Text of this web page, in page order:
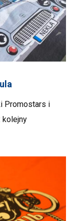
Promostars i
kolejny